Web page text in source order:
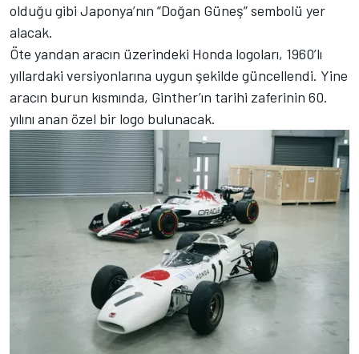
olduğu gibi Japonya’nın “Doğan Güneş” sembolü yer
alacak.
Öte yandan aracın üzerindeki Honda logoları, 1960’lı
yıllardaki versiyonlarına uygun şekilde güncellendi. Yine
aracın burun kısmında, Ginther’ın tarihi zaferinin 60.
yılını anan özel bir logo bulunacak.